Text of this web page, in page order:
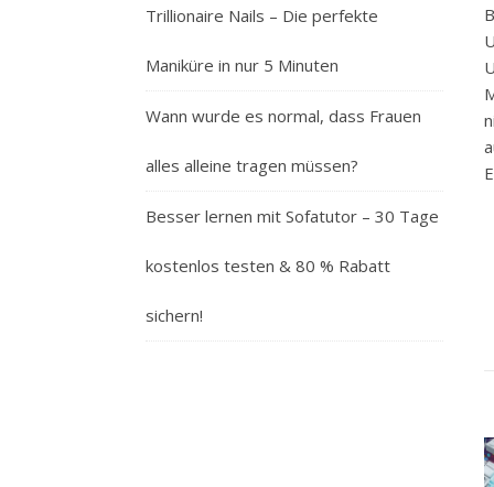
Trillionaire Nails – Die perfekte
Maniküre in nur 5 Minuten
Wann wurde es normal, dass Frauen
alles alleine tragen müssen?
Besser lernen mit Sofatutor – 30 Tage
kostenlos testen & 80 % Rabatt
sichern!